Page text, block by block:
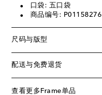
口袋: 五口袋
商品编号: P01158276
尺码与版型
配送与免费退货
查看更多Frame单品